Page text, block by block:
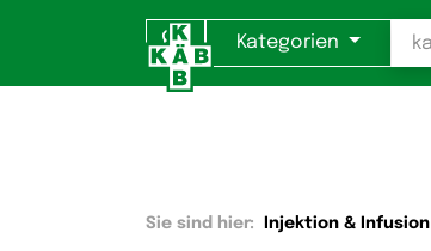
Kategorien
Sie sind hier: Injektion & Infusion